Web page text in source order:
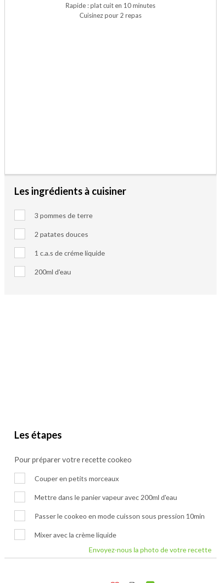
Rapide : plat cuit en 10 minutes
Cuisinez pour 2 repas
Les ingrédients à cuisiner
3 pommes de terre
2 patates douces
1 c.a.s de créme liquide
200ml d'eau
Les étapes
Pour préparer votre recette cookeo
Couper en petits morceaux
Mettre dans le panier vapeur avec 200ml d'eau
Passer le cookeo en mode cuisson sous pression 10min
Mixer avec la crème liquide
Envoyez-nous la photo de votre recette